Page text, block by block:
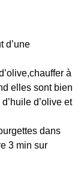
d’une
à
elles sont bien
d’olive et
dans
3 min sur